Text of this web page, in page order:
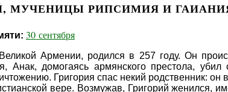
МУЧЕНИЦЫ РИПСИМИЯ И
30 сентября
Армении, родился в 257 году. Он
Анак, домогаясь армянского престола, убил
Григория спас некий родственник:
вере. Возмужав, Григорий женился,